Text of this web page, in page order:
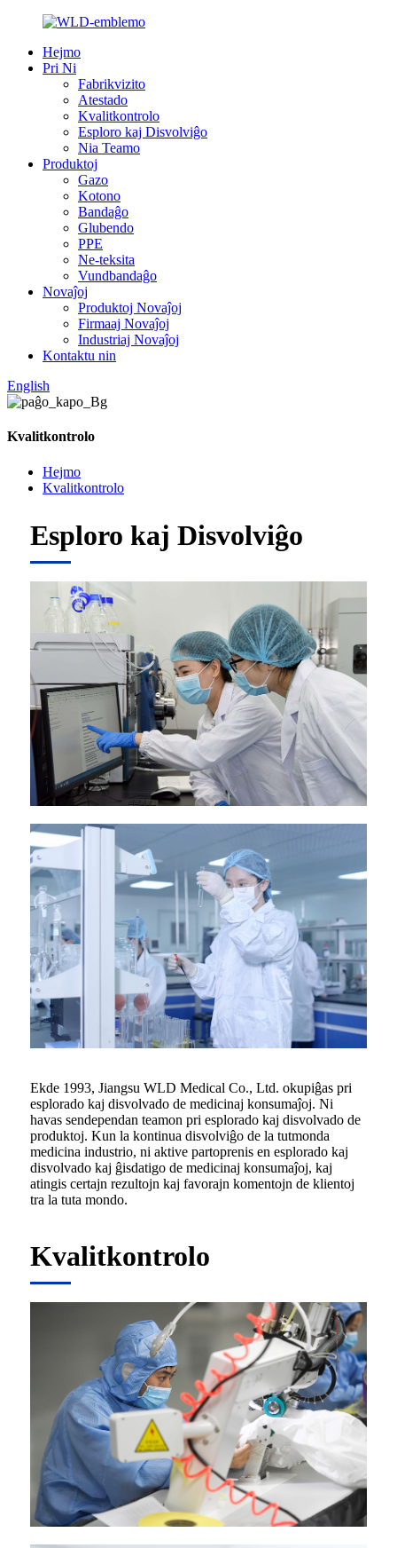
Hejmo
Pri Ni
Fabrikvizito
Atestado
Kvalitkontrolo
Esploro kaj Disvolviĝo
Nia Teamo
Produktoj
Gazo
Kotono
Bandaĝo
Glubendo
PPE
Ne-teksita
Vundbandaĝo
Novaĵoj
Produktoj Novaĵoj
Firmaaj Novaĵoj
Industriaj Novaĵoj
Kontaktu nin
English
Kvalitkontrolo
Hejmo
Kvalitkontrolo
Esploro kaj Disvolviĝo
Ekde 1993, Jiangsu WLD Medical Co., Ltd. okupiĝas pri
esplorado kaj disvolvado de medicinaj konsumaĵoj. Ni
havas sendependan teamon pri esplorado kaj disvolvado de
produktoj. Kun la kontinua disvolviĝo de la tutmonda
medicina industrio, ni aktive partoprenis en esplorado kaj
disvolvado kaj ĝisdatigo de medicinaj konsumaĵoj, kaj
atingis certajn rezultojn kaj favorajn komentojn de klientoj
tra la tuta mondo.
Kvalitkontrolo